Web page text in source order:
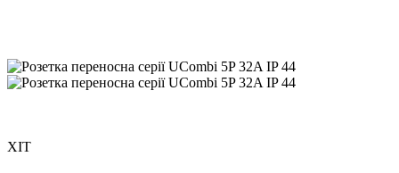
ХІТ